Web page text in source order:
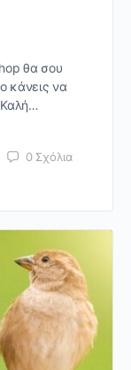
θα σου
κάνεις να
Καλή…
0 Σχόλια